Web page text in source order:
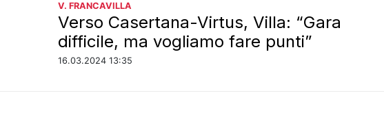
V. FRANCAVILLA
Verso Casertana-Virtus, Villa: “Gara
difficile, ma vogliamo fare punti”
16.03.2024 13:35